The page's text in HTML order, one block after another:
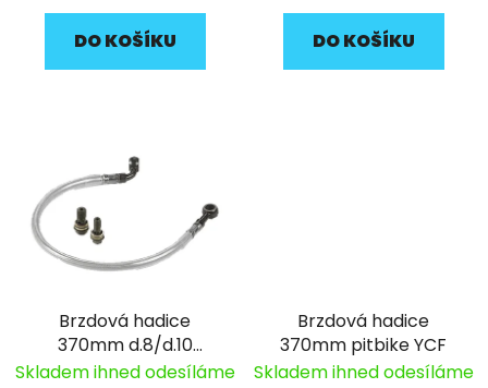
DO KOŠÍKU DO KOŠÍKU
Brzdová hadice
370mm d.8/d.10
pitbike YCF
Skladem ihned odesíláme
Brzdová hadice
370mm pitbike YCF
Skladem ihned odesíláme